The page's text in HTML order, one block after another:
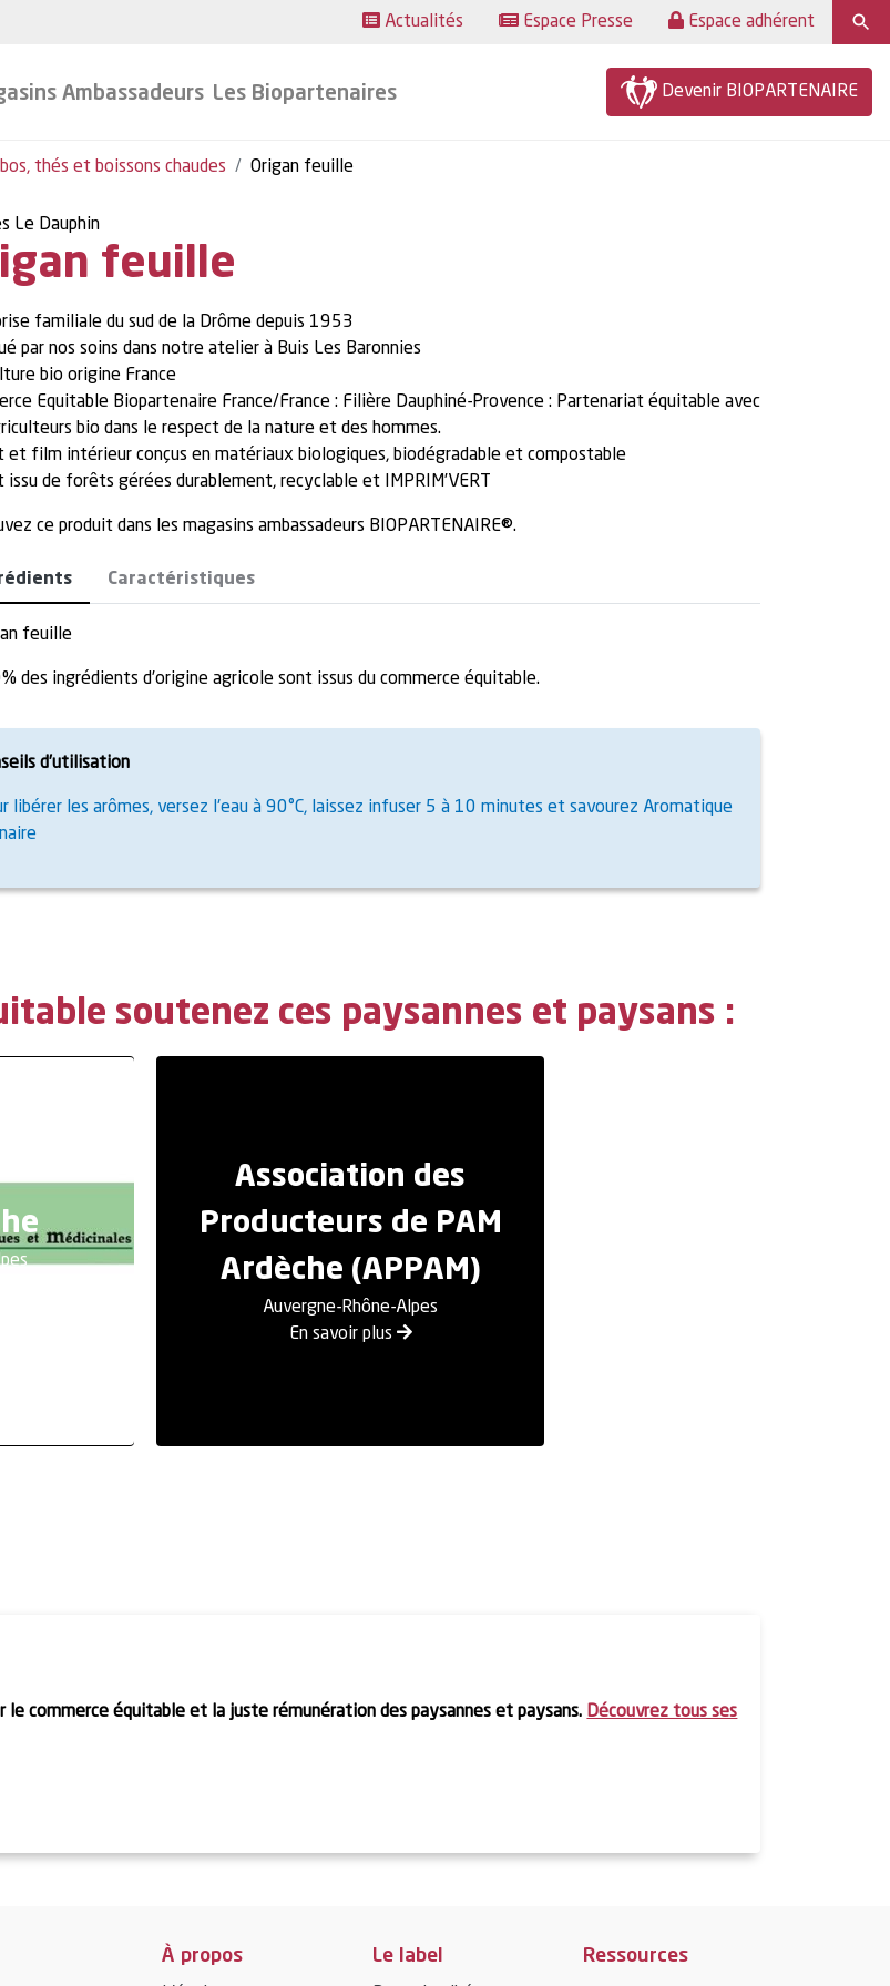
Actualités Espace Presse Espace adhérent
Ambassadeurs Les Biopartenaires Devenir BIOPARTENAIRE
thés et boissons chaudes Origan feuille
Le Dauphin
feuille
familiale du sud de la Drôme depuis 1953
par nos soins dans notre atelier à Buis Les Baronnies
bio origine France
Equitable Biopartenaire France/France : Filière Dauphiné-Provence : Partenariat équitable avec
bio dans le respect de la nature et des hommes.
et film intérieur conçus en matériaux biologiques, biodégradable et compostable
issu de forêts gérées durablement, recyclable et IMPRIM’VERT
ce produit dans les magasins ambassadeurs BIOPARTENAIRE®.
Caractéristiques
feuille
des ingrédients d’origine agricole sont issus du commerce équitable.
d’utilisation
libérer les arômes, versez l'eau à 90°C, laissez infuser 5 à 10 minutes et savourez Aromatique
soutenez ces paysannes et paysans :
Association des
Producteurs de PAM
Ardèche (APPAM)
Auvergne-Rhône-Alpes
En savoir plus
le commerce équitable et la juste rémunération des paysannes et paysans. Découvrez tous ses
À propos Le label Ressources